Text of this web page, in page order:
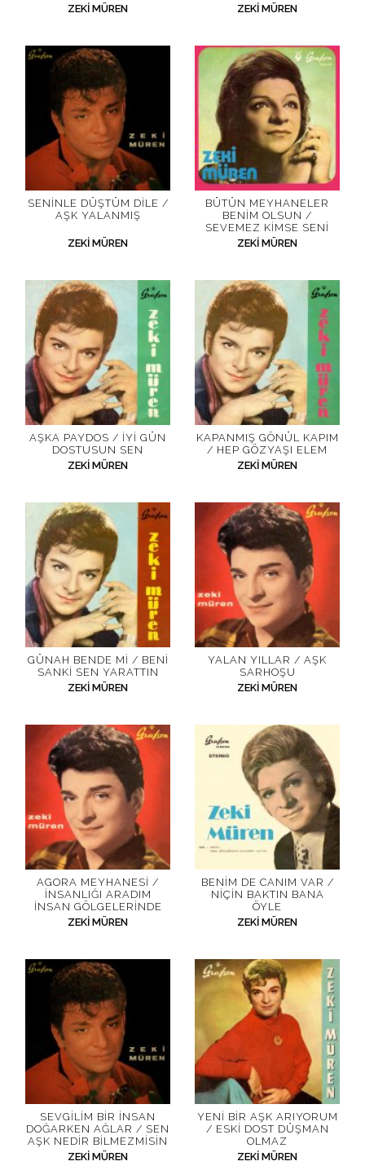
ZEKI MÜREN
ZEKI MÜREN
SENINLE DÜŞTÜM DILE /
AŞK YALANMIŞ
ZEKI MÜREN
BÜTÜN MEYHANELER
BENIM OLSUN /
SEVEMEZ KIMSE SENI
ZEKI MÜREN
AŞKA PAYDOS / İYI GÜN
DOSTUSUN SEN
ZEKI MÜREN
KAPANMIŞ GÖNÜL KAPIM
/ HEP GÖZYAŞI ELEM
ZEKI MÜREN
GÜNAH BENDE MI / BENI
SANKI SEN YARATTIN
ZEKI MÜREN
YALAN YILLAR / AŞK
SARHOŞU
ZEKI MÜREN
AGORA MEYHANESI /
İNSANLIĞI ARADIM
İNSAN GÖLGELERINDE
ZEKI MÜREN
BENIM DE CANIM VAR /
NIÇIN BAKTIN BANA
ÖYLE
ZEKI MÜREN
SEVGILIM BIR İNSAN
DOĞARKEN AĞLAR / SEN
AŞK NEDIR BILMEZMISIN
ZEKI MÜREN
YENI BIR AŞK ARIYORUM
/ ESKI DOST DÜŞMAN
OLMAZ
ZEKI MÜREN